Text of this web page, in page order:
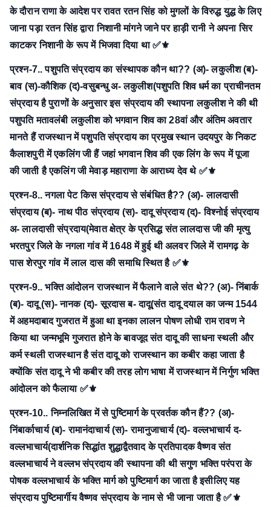
के दौरान राणा के आदेश पर रावत रतन सिंह को मुगलों के विरुद्ध युद्ध के लिए
जाना पड़ा रतन सिंह द्वारा निशानी मांगने जाने पर हाड़ी रानी ने अपना सिर
काटकर निशानी के रूप में भिजवा दिया था ✅⚜
प्रश्न-7.. पशुपति संप्रदाय का संस्थापक कौन था?? (अ)- लकुलीश (ब)-
बाव (स)-कौशिक (द)-वसुबन्धु अ- लकुलीश(पशुपति शिव धर्म का प्राचीनतम
संप्रदाय है पुराणों के अनुसार इस संप्रदाय की स्थापना लकुलीश ने की थी
पशुपति मतावलंबी लकुलीश को भगवान शिव का 28वां और अंतिम अवतार
मानते हैं राजस्थान में पशुपति संप्रदाय का प्रमुख स्थान उदयपुर के निकट
कैलाशपुरी में एकलिंग जी हैं जहां भगवान शिव की एक लिंग के रूप में पूजा
की जाती है एकलिंग जी मेवाड़ महाराणा के आराध्य देव थे ✅⚜
प्रश्न-8.. नगला पेट किस संप्रदाय से संबंधित है?? (अ)- लालदासी
संप्रदाय (ब)- नाथ पीठ संप्रदाय (स)- दादू संप्रदाय (द)- विश्नोई संप्रदाय
अ- लालदासी संप्रदाय(मेवात क्षेत्र के प्रसिद्ध संत लालदास जी की मृत्यु
भरतपुर जिले के नगला गांव में 1648 में हुई थी अलवर जिले में रामगढ़ के
पास शेरपुर गांव में लाल दास की समाधि स्थित है ✅⚜
प्रश्न-9.. भक्ति आंदोलन राजस्थान में फैलाने वाले संत थे?? (अ)- निंबार्क
(ब)- दादू (स)- नानक (द)- सूरदास ब- दादू(संत दादू दयाल का जन्म 1544
में अहमदाबाद गुजरात में हुआ था इनका लालन पोषण लोधी राम रावण ने
किया था जन्मभूमि गुजरात होने के बावजूद संत दादू की साधना स्थली और
कर्म स्थली राजस्थान है संत दादू को राजस्थान का कबीर कहा जाता है
क्योंकि संत दादू ने भी कबीर की तरह लोग भाषा में राजस्थान में निर्गुण भक्ति
आंदोलन को फैलाया ✅⚜
प्रश्न-10.. निम्नलिखित में से पुष्टिमार्ग के प्रवर्तक कौन हैं?? (अ)-
निंबार्काचार्य (ब)- रामानंदाचार्य (स)- रामानुजाचार्य (द)- वल्लभाचार्य द-
वल्लभाचार्य(दार्शनिक सिद्धांत शुद्धाद्वैतवाद के प्रतिपादक वैष्णव संत
वल्लभाचार्य ने वल्लभ संप्रदाय की स्थापना की थी सगुण भक्ति परंपरा के
पोषक वल्लभाचार्य के भक्ति मार्ग को पुष्टिमार्ग का जाता है इसीलिए यह
संप्रदाय पुष्टिमार्गीय वैष्णव संप्रदाय के नाम से भी जाना जाता है ✅⚜